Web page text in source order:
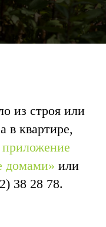
из строя или
в квартире,
приложение
домами» или
38 28 78.